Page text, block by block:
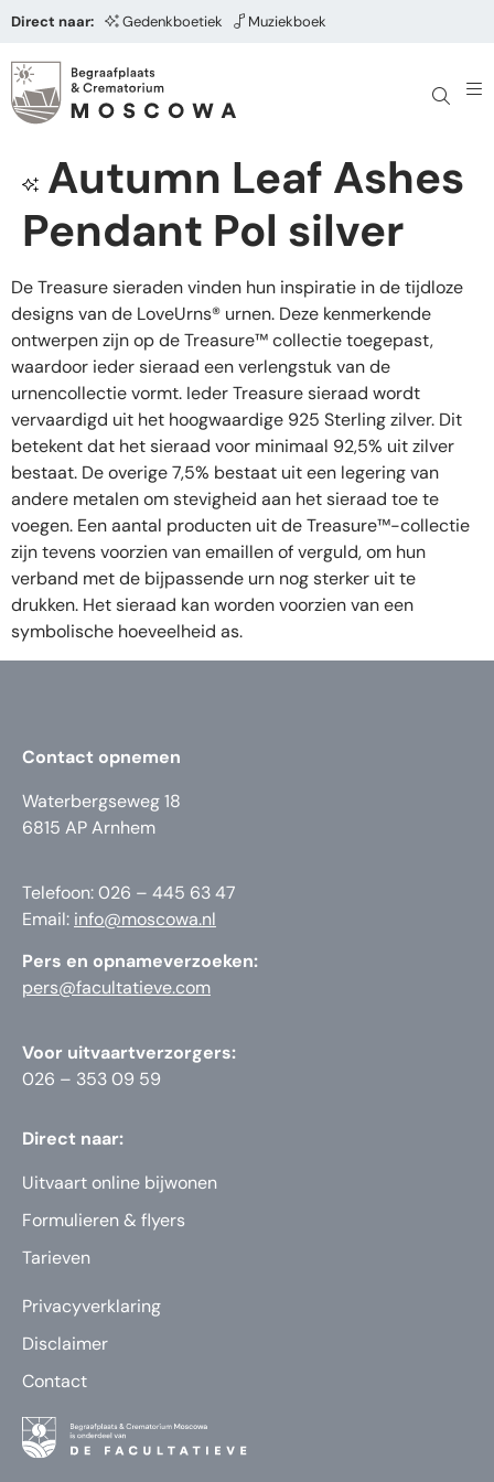
Direct naar: Gedenkboetiek Muziekboek
Autumn Leaf Ashes
Pendant Pol silver
De Treasure sieraden vinden hun inspiratie in de tijdloze
designs van de LoveUrns® urnen. Deze kenmerkende
ontwerpen zijn op de Treasure™ collectie toegepast,
waardoor ieder sieraad een verlengstuk van de
urnencollectie vormt. Ieder Treasure sieraad wordt
vervaardigd uit het hoogwaardige 925 Sterling zilver. Dit
betekent dat het sieraad voor minimaal 92,5% uit zilver
bestaat. De overige 7,5% bestaat uit een legering van
andere metalen om stevigheid aan het sieraad toe te
voegen. Een aantal producten uit de Treasure™-collectie
zijn tevens voorzien van emaillen of verguld, om hun
verband met de bijpassende urn nog sterker uit te
drukken. Het sieraad kan worden voorzien van een
symbolische hoeveelheid as.
Contact opnemen
Waterbergseweg 18
6815 AP Arnhem
Telefoon: 026 – 445 63 47
Email: info@moscowa.nl
Pers en opnameverzoeken:
pers@facultatieve.com
Voor uitvaartverzorgers:
026 – 353 09 59
Direct naar:
Uitvaart online bijwonen
Formulieren & flyers
Tarieven
Privacyverklaring
Disclaimer
Contact